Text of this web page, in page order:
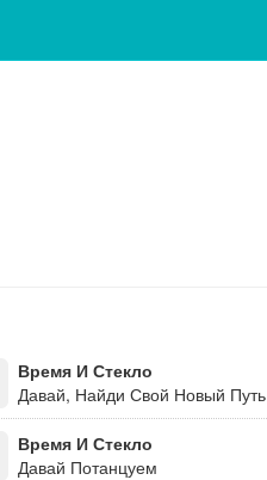
Время И Стекло
Давай, Найди Свой Новый Путь
Время И Стекло
Давай Потанцуем